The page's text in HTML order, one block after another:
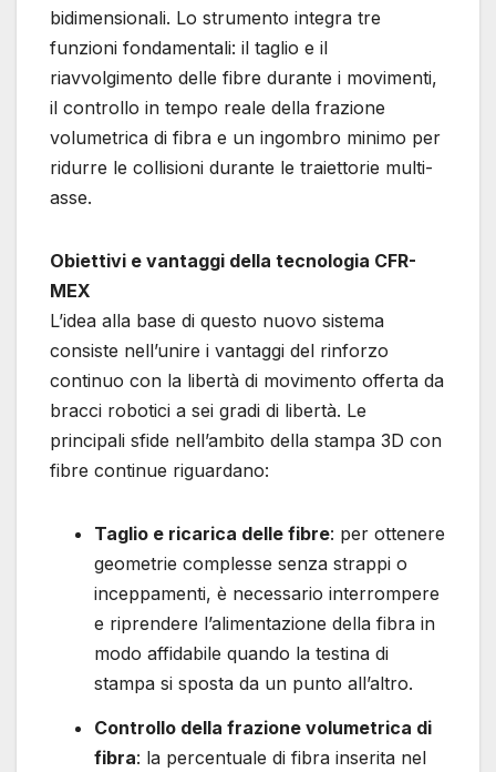
bidimensionali. Lo strumento integra tre
funzioni fondamentali: il taglio e il
riavvolgimento delle fibre durante i movimenti,
il controllo in tempo reale della frazione
volumetrica di fibra e un ingombro minimo per
ridurre le collisioni durante le traiettorie multi-
asse.
Obiettivi e vantaggi della tecnologia CFR-
MEX
L’idea alla base di questo nuovo sistema
consiste nell’unire i vantaggi del rinforzo
continuo con la libertà di movimento offerta da
bracci robotici a sei gradi di libertà. Le
principali sfide nell’ambito della stampa 3D con
fibre continue riguardano:
Taglio e ricarica delle fibre: per ottenere
geometrie complesse senza strappi o
inceppamenti, è necessario interrompere
e riprendere l’alimentazione della fibra in
modo affidabile quando la testina di
stampa si sposta da un punto all’altro.
Controllo della frazione volumetrica di
fibra: la percentuale di fibra inserita nel